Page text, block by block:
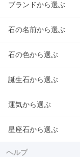
ブランドから選ぶ
石の名前から選ぶ
石の色から選ぶ
誕生石から選ぶ
運気から選ぶ
星座石から選ぶ
ヘルプ